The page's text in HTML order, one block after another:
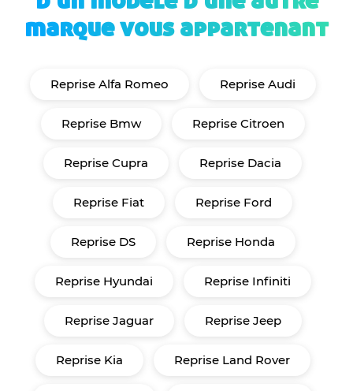
marque vous appartenant
Reprise Alfa Romeo Reprise Audi
Reprise Bmw Reprise Citroen
Reprise Cupra Reprise Dacia
Reprise Fiat Reprise Ford
Reprise DS Reprise Honda
Reprise Hyundai Reprise Infiniti
Reprise Jaguar Reprise Jeep
Reprise Kia Reprise Land Rover